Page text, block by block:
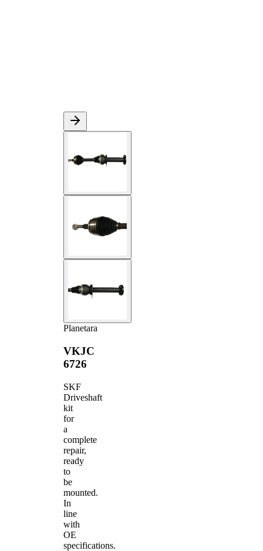
Planetara
VKJC
6726
SKF
Driveshaft
kit
for
a
complete
repair,
ready
to
be
mounted.
In
line
with
OE
specifications.